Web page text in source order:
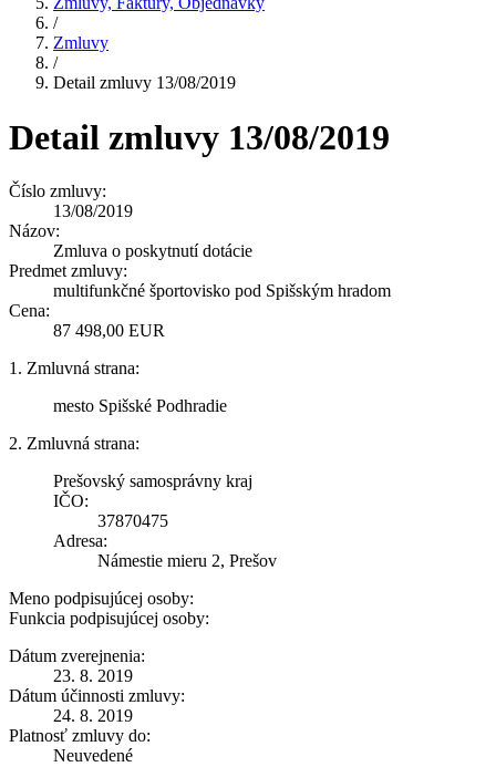
/
Zmluvy
/
Detail zmluvy 13/08/2019
Detail zmluvy 13/08/2019
Číslo zmluvy:
13/08/2019
Názov:
Zmluva o poskytnutí dotácie
Predmet zmluvy:
multifunkčné športovisko pod Spišským hradom
Cena:
87 498,00 EUR
1. Zmluvná strana:
mesto Spišské Podhradie
2. Zmluvná strana:
Prešovský samosprávny kraj
IČO:
37870475
Adresa:
Námestie mieru 2, Prešov
Meno podpisujúcej osoby:
Funkcia podpisujúcej osoby:
Dátum zverejnenia:
23. 8. 2019
Dátum účinnosti zmluvy:
24. 8. 2019
Platnosť zmluvy do:
Neuvedené